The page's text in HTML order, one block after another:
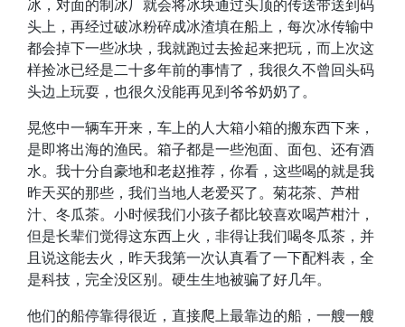
冰，对面的制冰厂就会将冰块通过头顶的传送带送到码
头上，再经过破冰粉碎成冰渣填在船上，每次冰传输中
都会掉下一些冰块，我就跑过去捡起来把玩，而上次这
样捡冰已经是二十多年前的事情了，我很久不曾回头码
头边上玩耍，也很久没能再见到爷爷奶奶了。
晃悠中一辆车开来，车上的人大箱小箱的搬东西下来，
是即将出海的渔民。箱子都是一些泡面、面包、还有酒
水。我十分自豪地和老赵推荐，你看，这些喝的就是我
昨天买的那些，我们当地人老爱买了。菊花茶、芦柑
汁、冬瓜茶。小时候我们小孩子都比较喜欢喝芦柑汁，
但是长辈们觉得这东西上火，非得让我们喝冬瓜茶，并
且说这能去火，昨天我第一次认真看了一下配料表，全
是科技，完全没区别。硬生生地被骗了好几年。
他们的船停靠得很近，直接爬上最靠边的船，一艘一艘